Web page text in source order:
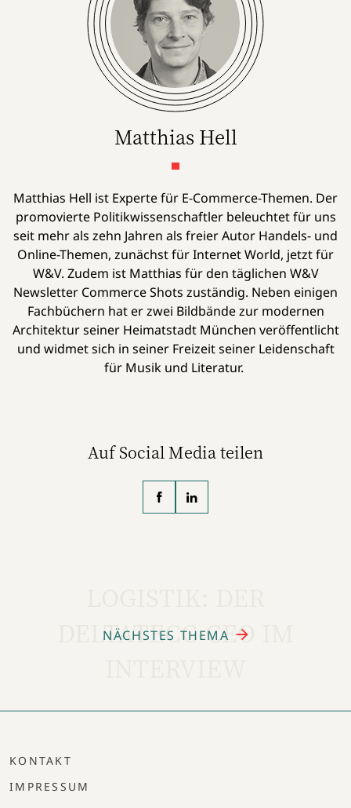
Matthias Hell
Matthias Hell ist Experte für E-Commerce-Themen. Der
promovierte Politikwissenschaftler beleuchtet für uns
seit mehr als zehn Jahren als freier Autor Handels- und
Online-Themen, zunächst für Internet World, jetzt für
W&V. Zudem ist Matthias für den täglichen W&V
Newsletter Commerce Shots zuständig. Neben einigen
Fachbüchern hat er zwei Bildbände zur modernen
Architektur seiner Heimatstadt München veröffentlicht
und widmet sich in seiner Freizeit seiner Leidenschaft
für Musik und Literatur.
Auf Social Media teilen
DELTATECC-CEO IM
NÄCHSTES THEMA
KONTAKT
IMPRESSUM